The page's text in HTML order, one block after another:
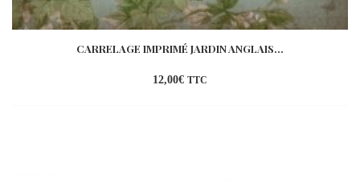
CARRELAGE IMPRIMÉ JARDIN ANGLAIS...
12,00€ TTC